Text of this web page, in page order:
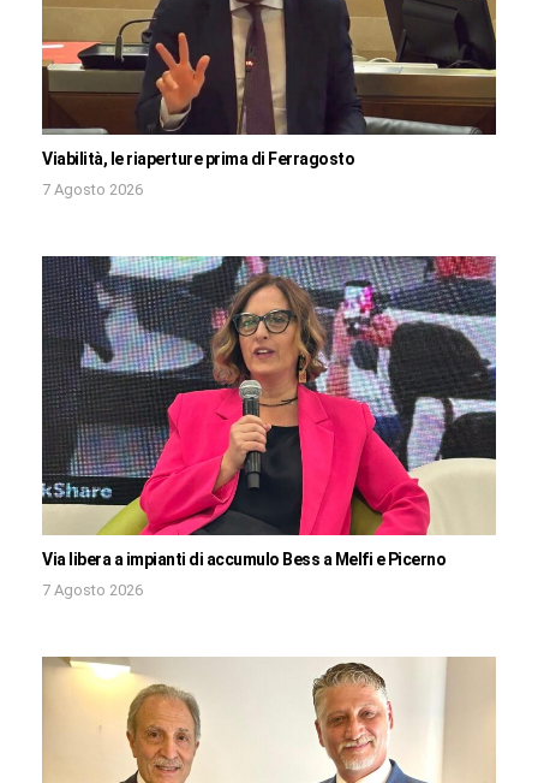
Viabilità, le riaperture prima di Ferragosto
7 Agosto 2026
Via libera a impianti di accumulo Bess a Melfi e Picerno
7 Agosto 2026